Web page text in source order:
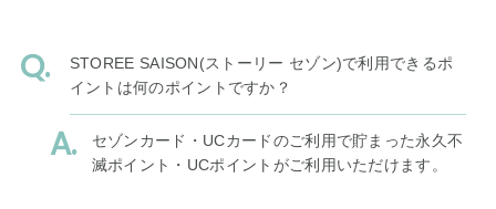
STOREE SAISON(ストーリー セゾン)で利用できるポ
イントは何のポイントですか？
セゾンカード・UCカードのご利用で貯まった永久不
滅ポイント・UCポイントがご利用いただけます。